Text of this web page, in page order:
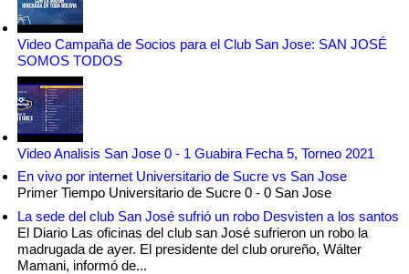
Video Campaña de Socios para el Club San Jose: SAN JOSÉ
SOMOS TODOS
Video Analisis San Jose 0 - 1 Guabira Fecha 5, Torneo 2021
En vivo por internet Universitario de Sucre vs San Jose
Primer Tiempo Universitario de Sucre 0 - 0 San Jose
La sede del club San José sufrió un robo Desvisten a los santos
El Diario Las oficinas del club san José sufrieron un robo la
madrugada de ayer. El presidente del club orureño, Wálter
Mamani, informó de...